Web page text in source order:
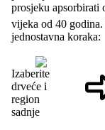
prosjeku apsorbirati
vijeka od 40
jednostavna koraka:
Izaberite
drveće i
region
sadnje